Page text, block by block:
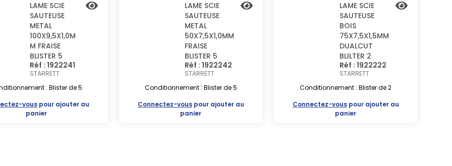
LAME SCIE
SAUTEUSE
METAL
100X9,5X1,0M
M FRAISE
BLISTER 5
Réf : 1922241
STARRETT
: Blister de 5
vous pour ajouter au
panier
LAME SCIE
SAUTEUSE
METAL
50X7,5X1,0MM
FRAISE
BLISTER 5
Réf : 1922242
STARRETT
Conditionnement : Blister de 5
Connectez-vouspour ajouter au
panier
LAME SCIE
SAUTEUSE
BOIS
75X7,5X1,5MM
DUALCUT
BLILTER 2
Réf : 1922222
STARRETT
Conditionnement : Blister de 2
Connectez-vouspour ajouter au
panier